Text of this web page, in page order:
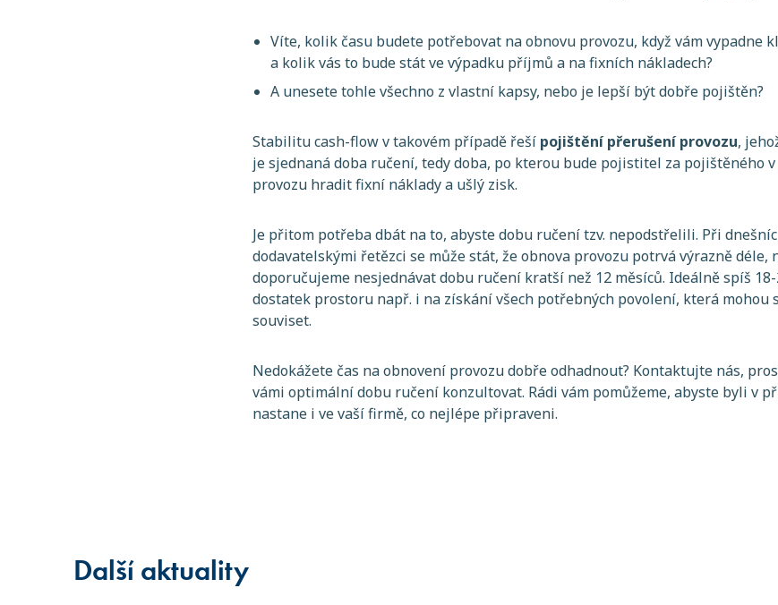
Víte, kolik času budete potřebovat na obnovu provozu, když vám vypadne
a kolik vás to bude stát ve výpadku příjmů a na fixních nákladech?
A unesete tohle všechno z vlastní kapsy, nebo je lepší být dobře pojištěn?
Stabilitu cash-flow v takovém případě řeší pojištění přerušení provozu,
je sjednaná doba ručení, tedy doba, po kterou bude pojistitel za pojištěného
provozu hradit fixní náklady a ušlý zisk.
Je přitom potřeba dbát na to, abyste dobu ručení tzv. nepodstřelili. Při
dodavatelskými řetězci se může stát, že obnova provozu potrvá výrazně
doporučujeme nesjednávat dobu ručení kratší než 12 měsíců. Ideálně spíš
dostatek prostoru např. i na získání všech potřebných povolení, která mohou
souviset.
Nedokážete čas na obnovení provozu dobře odhadnout? Kontaktujte nás,
vámi optimální dobu ručení konzultovat. Rádi vám pomůžeme, abyste byli v
nastane i ve vaší firmě, co nejlépe připraveni.
Další aktuality